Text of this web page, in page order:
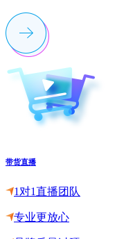
带货直播
1对1直播团队
专业更放心